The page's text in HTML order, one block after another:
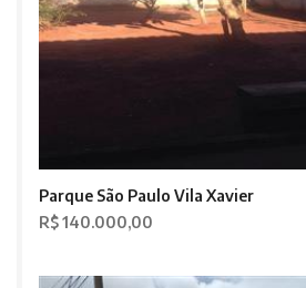
Parque São Paulo Vila Xavier
R$ 140.000,00